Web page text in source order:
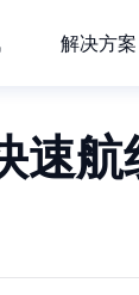
解决方案
速航